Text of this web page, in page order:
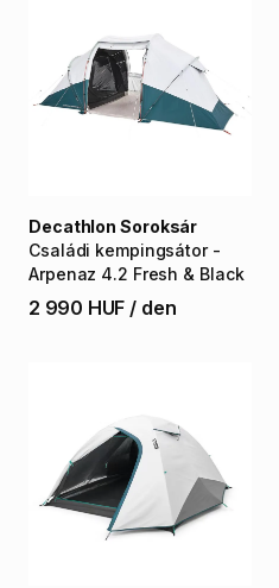
Családi kempingsátor -
Arpenaz 4.2 Fresh & Black
Decathlon Soroksár
2 990 HUF / den